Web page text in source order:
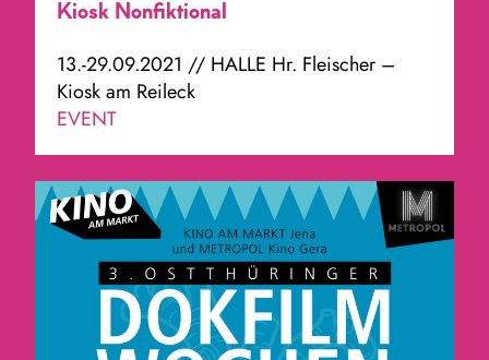
Kiosk Nonfiktional
13.-29.09.2021 // HALLE Hr. Fleischer –
Kiosk am Reileck
EVENT